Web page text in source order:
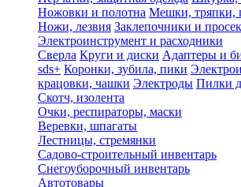
Ножовки и полотна Мешки, тряпки,
Ножи, лезвия Заклепочники и
Электроинструмент и расходники
Сверла Круги и диски Адаптеры и
sds+ Коронки, зубила, пики
крацовки, чашки Электроды Пилки
Скотч, изолента
Очки, респираторы, маски
Веревки, шпагаты
Лестницы, стремянки
Садово-строительный инвентарь
Снегоуборочный инвентарь
Автотовары